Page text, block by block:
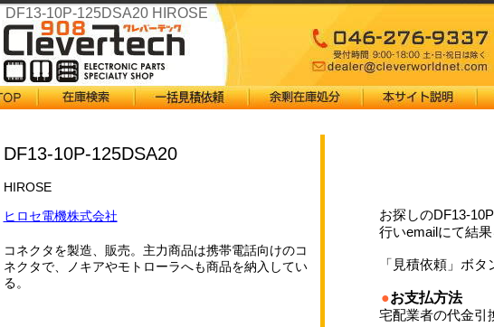
DF13-10P-125DSA20 HIROSE
DF13-10P-125DSA20
HIROSE
ヒロセ電機株式会社
コネクタを製造、販売。主力商品は携帯電話向けのコ
ネクタで、ノキアやモトローラへも商品を納入してい
る。
お探しのDF13-
行いemailにて結果
「見積依頼」ボ
●お支払方法
宅配業者の代金引